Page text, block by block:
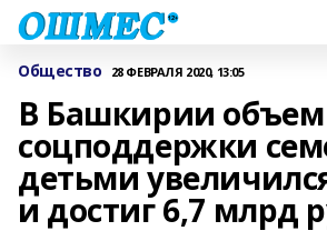
Общество 28 ФЕВРАЛЯ 2020, 13:05
В Башкирии объем
соцподдержки
детьми
и достиг 6,7 млрд